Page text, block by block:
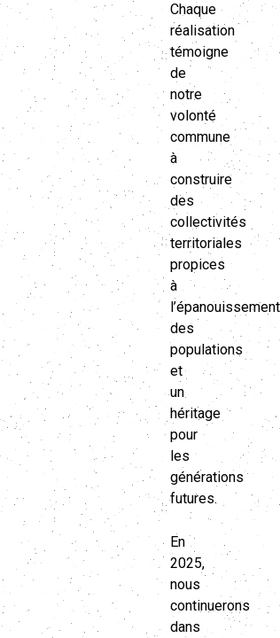
Chaque
réalisation
témoigne
de
notre
volonté
commune
à
construire
des
collectivités
territoriales
propices
à
l’épanouissement
des
populations
et
un
héritage
pour
les
générations
futures.
En
2025,
nous
continuerons
dans